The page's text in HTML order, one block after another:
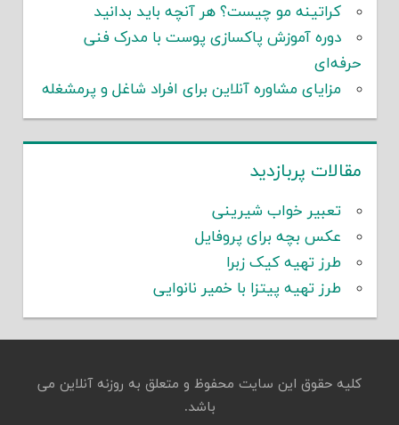
کراتینه مو چیست؟ هر آنچه باید بدانید
دوره آموزش پاکسازی پوست با مدرک فنی
حرفه‌ای
مزایای مشاوره آنلاین برای افراد شاغل و پرمشغله
مقالات پربازدید
تعبیر خواب شیرینی
عکس بچه برای پروفایل
طرز تهیه کیک زبرا
طرز تهیه پیتزا با خمیر نانوایی
کلیه حقوق این سایت محفوظ و متعلق به روزنه آنلاین می
باشد.